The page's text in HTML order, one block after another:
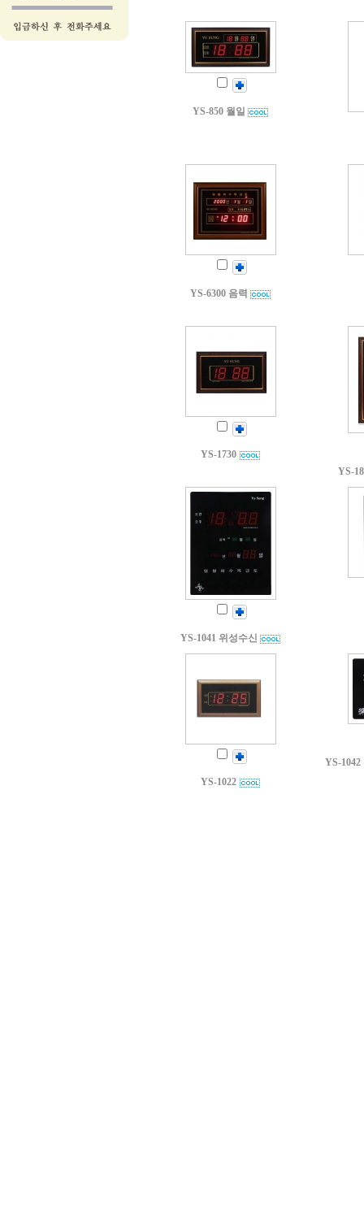
YS-850 월일
YS-6300 음력
YS-1730
YS-
YS-1041 위성수신
YS-1022
YS-